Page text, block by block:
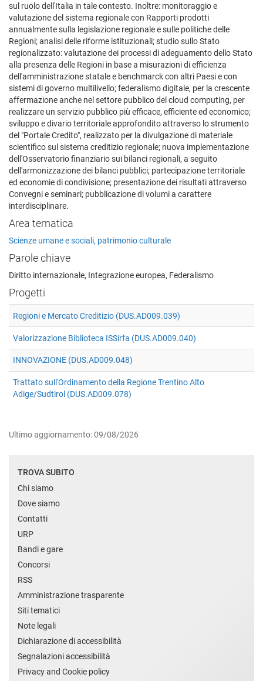
sul ruolo dell'Italia in tale contesto. Inoltre: monitoraggio e
valutazione del sistema regionale con Rapporti prodotti
annualmente sulla legislazione regionale e sulle politiche delle
Regioni; analisi delle riforme istituzionali; studio sullo Stato
regionalizzato: valutazione dei processi di adeguamento dello Stato
alla presenza delle Regioni in base a misurazioni di efficienza
dell'amministrazione statale e benchmarck con altri Paesi e con
sistemi di governo multilivello; federalismo digitale, per la crescente
affermazione anche nel settore pubblico del cloud computing, per
realizzare un servizio pubblico più efficace, efficiente ed economico;
sviluppo e divario territoriale approfondito attraverso lo strumento
del "Portale Credito", realizzato per la divulgazione di materiale
scientifico sul sistema creditizio regionale; nuova implementazione
dell'Osservatorio finanziario sui bilanci regionali, a seguito
dell'armonizzazione dei bilanci pubblici; partecipazione territoriale
ed economie di condivisione; presentazione dei risultati attraverso
Convegni e seminari; pubblicazione di volumi a carattere
interdisciplinare.
Area tematica
Scienze umane e sociali, patrimonio culturale
Parole chiave
Diritto internazionale, Integrazione europea, Federalismo
Progetti
Regioni e Mercato Creditizio (DUS.AD009.039)
Valorizzazione Biblioteca ISSirfa (DUS.AD009.040)
INNOVAZIONE (DUS.AD009.048)
Trattato sull'Ordinamento della Regione Trentino Alto
Adige/Sudtirol (DUS.AD009.078)
Ultimo aggiornamento: 09/08/2026
TROVA SUBITO
Chi siamo
Dove siamo
Contatti
URP
Bandi e gare
Concorsi
RSS
Amministrazione trasparente
Siti tematici
Note legali
Dichiarazione di accessibilità
Segnalazioni accessibilità
Privacy and Cookie policy